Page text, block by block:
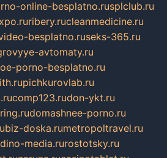
online-besplatno.rusplclub.ru
ribery.rucleanmedicine.ru
besplatno.ruseks-365.ru
avtomaty.ru
porno-besplatno.ru
pichkurovlab.ru
comp123.rudon-ykt.ru
domashnee-porno.ru
biz-doska.rumetropoltravel.ru
media.rurostotsky.ru